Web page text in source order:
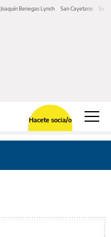
Joaquín Benegas Lynch San Cayetano
Hacete socia/o